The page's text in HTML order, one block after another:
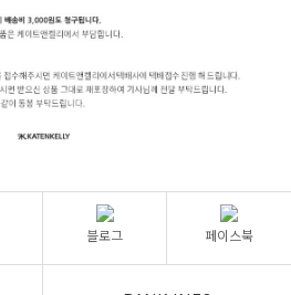
블로그 페이스북